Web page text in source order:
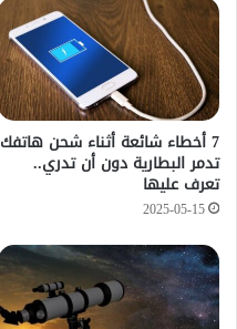
7 أخطاء شائعة أثناء شحن هاتفك
تدمر البطارية دون أن تدري..
تعرف عليها
2025-05-15